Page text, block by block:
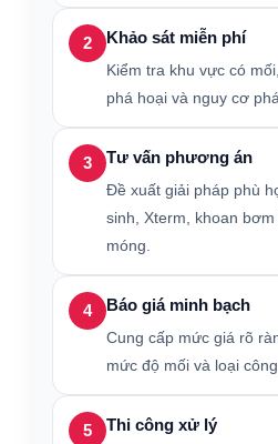
2 Khảo sát miễn phí
Kiểm tra khu vực có
phá hoại và nguy cơ
3 Tư vấn phương án
Đề xuất giải pháp phù
sinh, Xterm, khoan
móng.
4 Báo giá minh bạch
Cung cấp mức giá rõ
mức độ mối và loại
5 Thi công xử lý